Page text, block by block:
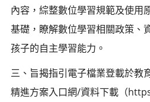
內容，綜整數位學習規範及使用
基礎，瞭解數位學習相關政策、
孩子的自主學習能力。
三、旨揭指引電子檔業登載於教
精進方案入口網/資料下載（